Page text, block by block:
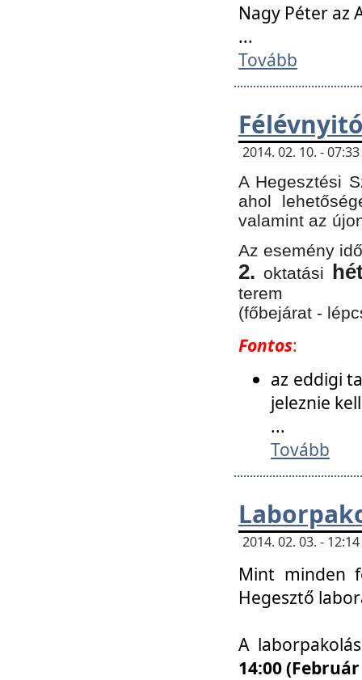
Nagy Péter az
...
Tovább
2014. 02. 10. -
A Hegesztési
ahol
valamint az
Az esemény
2. oktatási
terem
(főbejárat -
Fontos:
az eddigi
jeleznie
...
Tovább
2014. 02. 03. -
Mint minden
Hegesztő
A
14:00